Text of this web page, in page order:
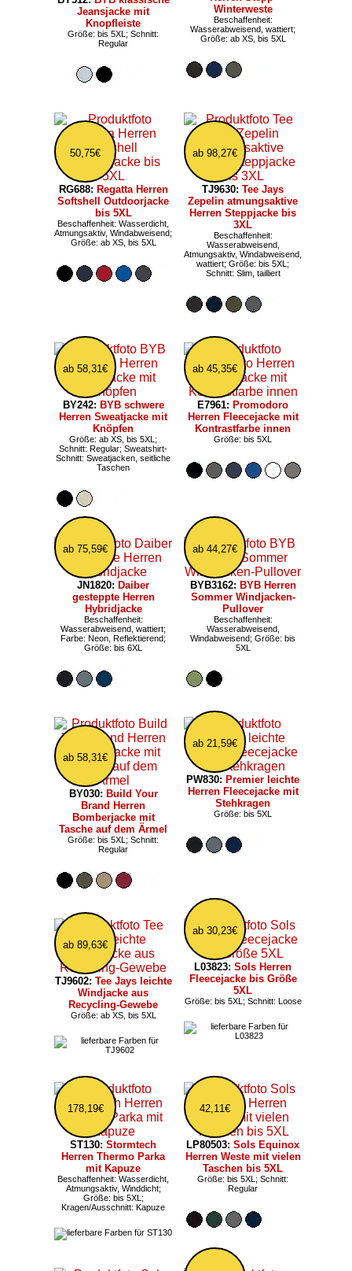
Jeansjacke mit
Knopfleiste
Größe: bis 5XL; Schnitt:
Regular
Winterweste
Beschaffenheit:
Wasserabweisend, wattiert;
Größe: ab XS, bis 5XL
50,75€
RG688: Regatta Herren
Softshell Outdoorjacke
bis 5XL
Beschaffenheit: Wasserdicht,
Atmungsaktiv, Windabweisend;
Größe: ab XS, bis 5XL
ab 98,27€
TJ9630: Tee Jays
Zepelin atmungsaktive
Herren Steppjacke bis
3XL
Beschaffenheit:
Wasserabweisend,
Atmungsaktiv, Windabweisend,
wattiert; Größe: bis 5XL;
Schnitt: Slim, tailliert
ab 58,31€
BY242: BYB schwere
Herren Sweatjacke mit
Knöpfen
Größe: ab XS, bis 5XL;
Schnitt: Regular; Sweatshirt-
Schnitt: Sweatjacken, seitliche
Taschen
ab 45,35€
E7961: Promodoro
Herren Fleecejacke mit
Kontrastfarbe innen
Größe: bis 5XL
ab 75,59€
JN1820: Daiber
gesteppte Herren
Hybridjacke
Beschaffenheit:
Wasserabweisend, wattiert;
Farbe: Neon, Reflektierend;
Größe: bis 6XL
ab 44,27€
BYB3162: BYB Herren
Sommer Windjacken-
Pullover
Beschaffenheit:
Wasserabweisend,
Windabweisend; Größe: bis
5XL
ab 58,31€
BY030: Build Your
Brand Herren
Bomberjacke mit
Tasche auf dem Ärmel
Größe: bis 5XL; Schnitt:
Regular
ab 21,59€
PW830: Premier leichte
Herren Fleecejacke mit
Stehkragen
Größe: bis 5XL
ab 89,63€
TJ9602: Tee Jays leichte
Windjacke aus
Recycling-Gewebe
Größe: ab XS, bis 5XL
ab 30,23€
L03823: Sols Herren
Fleecejacke bis Größe
5XL
Größe: bis 5XL; Schnitt: Loose
178,19€
ST130: Stormtech
Herren Thermo Parka
mit Kapuze
Beschaffenheit: Wasserdicht,
Atmungsaktiv, Winddicht;
Größe: bis 5XL;
Kragen/Ausschnitt: Kapuze
42,11€
LP80503: Sols Equinox
Herren Weste mit vielen
Taschen bis 5XL
Größe: bis 5XL; Schnitt:
Regular